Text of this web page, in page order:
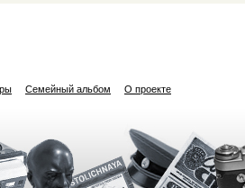
Семейный альбом О проекте